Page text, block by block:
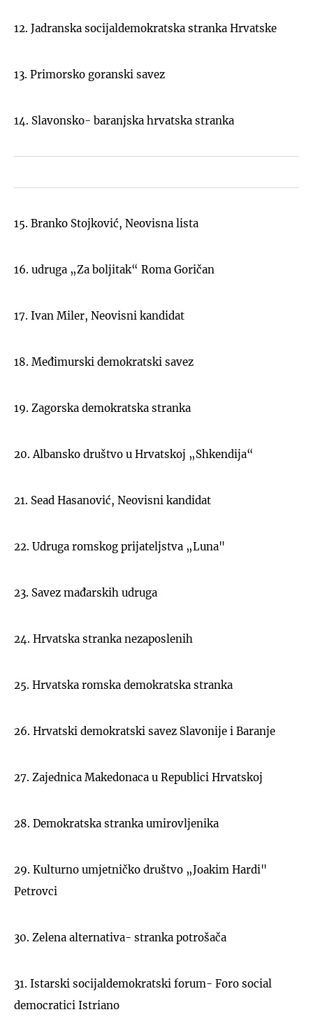
12. Jadranska socijaldemokratska stranka Hrvatske
13. Primorsko goranski savez
14. Slavonsko- baranjska hrvatska stranka
15. Branko Stojković, Neovisna lista
16. udruga „Za boljitak“ Roma Goričan
17. Ivan Miler, Neovisni kandidat
18. Međimurski demokratski savez
19. Zagorska demokratska stranka
20. Albansko društvo u Hrvatskoj „Shkendija“
21. Sead Hasanović, Neovisni kandidat
22. Udruga romskog prijateljstva „Luna"
23. Savez mađarskih udruga
24. Hrvatska stranka nezaposlenih
25. Hrvatska romska demokratska stranka
26. Hrvatski demokratski savez Slavonije i Baranje
27. Zajednica Makedonaca u Republici Hrvatskoj
28. Demokratska stranka umirovljenika
29. Kulturno umjetničko društvo „Joakim Hardi"
Petrovci
30. Zelena alternativa- stranka potrošača
31. Istarski socijaldemokratski forum- Foro social
democratici Istriano